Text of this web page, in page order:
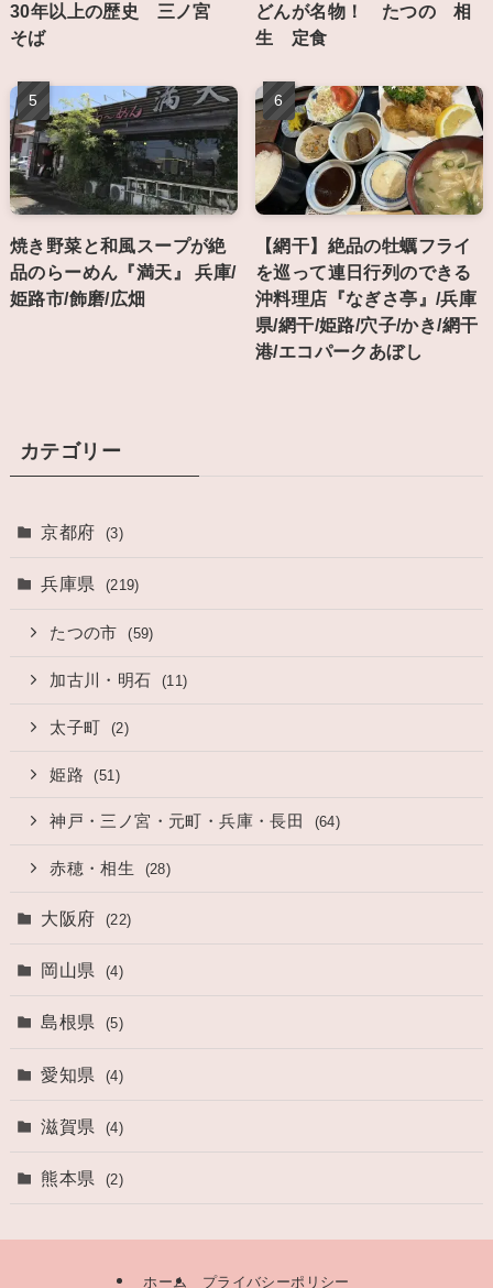
30年以上の歴史 三ノ宮
そば
どんが名物！ たつの 相
生 定食
焼き野菜と和風スープが絶
品のらーめん『満天』 兵庫/
姫路市/飾磨/広畑
【網干】絶品の牡蠣フライ
を巡って連日行列のできる
沖料理店『なぎさ亭』/兵庫
県/網干/姫路/穴子/かき/網干
港/エコパークあぼし
カテゴリー
京都府 (3)
兵庫県 (219)
たつの市 (59)
加古川・明石 (11)
太子町 (2)
姫路 (51)
神戸・三ノ宮・元町・兵庫・長田 (64)
赤穂・相生 (28)
大阪府 (22)
岡山県 (4)
島根県 (5)
愛知県 (4)
滋賀県 (4)
熊本県 (2)
ホーム プライバシーポリシー